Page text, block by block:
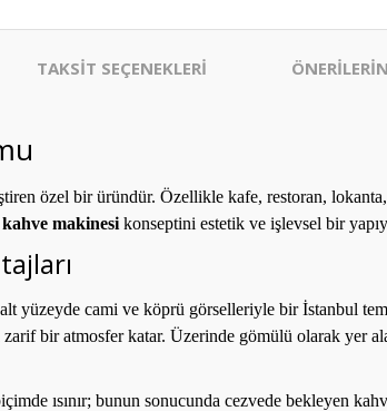
TAKSİT SEÇENEKLERİ
özel bir üründür. Özellikle kafe, restoran,
makinesi konseptini estetik ve işlevsel bir
yüzeyde cami ve köprü görselleriyle bir İstanbul
zarif bir atmosfer katar. Üzerinde gömülü olarak yer
ısınır; bunun sonucunda cezvede bekleyen